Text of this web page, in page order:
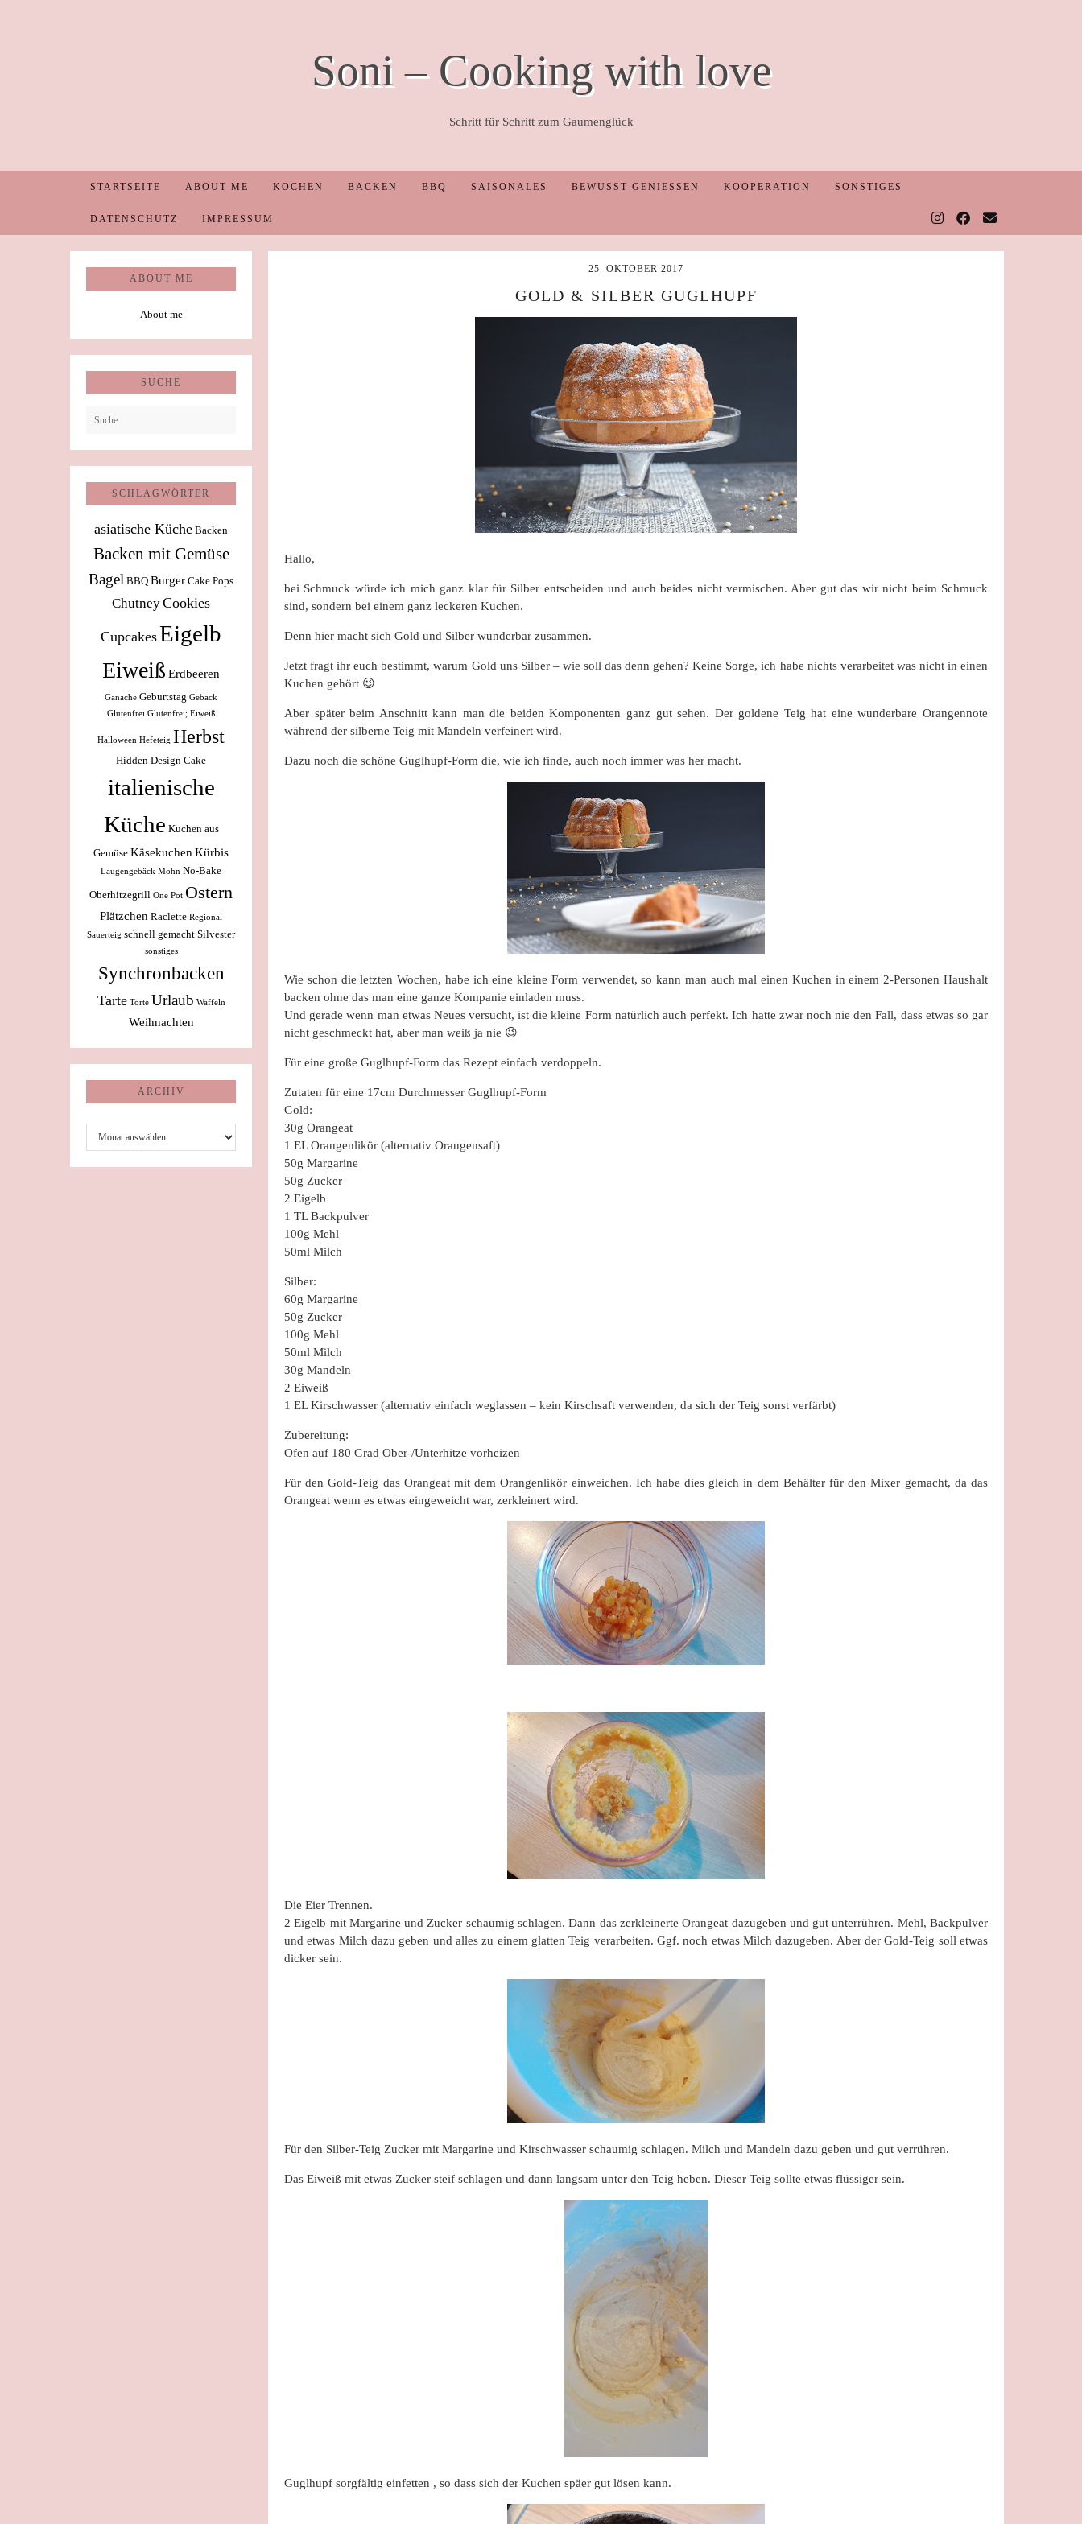
Soni – Cooking with love
Schritt für Schritt zum Gaumenglück
STARTSEITE ABOUT ME KOCHEN BACKEN BBQ SAISONALES BEWUSST GENIESSEN KOOPERATION SONSTIGES
DATENSCHUTZ IMPRESSUM
25. OKTOBER 2017
GOLD & SILBER GUGLHUPF
Hallo,
bei Schmuck würde ich mich ganz klar für Silber entscheiden und auch beides nicht vermischen. Aber gut das wir nicht beim Schmuck
sind, sondern bei einem ganz leckeren Kuchen.
Denn hier macht sich Gold und Silber wunderbar zusammen.
Jetzt fragt ihr euch bestimmt, warum Gold uns Silber – wie soll das denn gehen? Keine Sorge, ich habe nichts verarbeitet was nicht in einen
Kuchen gehört 😉
Aber später beim Anschnitt kann man die beiden Komponenten ganz gut sehen. Der goldene Teig hat eine wunderbare Orangennote
während der silberne Teig mit Mandeln verfeinert wird.
Dazu noch die schöne Guglhupf-Form die, wie ich finde, auch noch immer was her macht.
Wie schon die letzten Wochen, habe ich eine kleine Form verwendet, so kann man auch mal einen Kuchen in einem 2-Personen Haushalt
backen ohne das man eine ganze Kompanie einladen muss.
Und gerade wenn man etwas Neues versucht, ist die kleine Form natürlich auch perfekt. Ich hatte zwar noch nie den Fall, dass etwas so gar
nicht geschmeckt hat, aber man weiß ja nie 😉
Für eine große Guglhupf-Form das Rezept einfach verdoppeln.
Zutaten für eine 17cm Durchmesser Guglhupf-Form
Gold:
30g Orangeat
1 EL Orangenlikör (alternativ Orangensaft)
50g Margarine
50g Zucker
2 Eigelb
1 TL Backpulver
100g Mehl
50ml Milch
Silber:
60g Margarine
50g Zucker
100g Mehl
50ml Milch
30g Mandeln
2 Eiweiß
1 EL Kirschwasser (alternativ einfach weglassen – kein Kirschsaft verwenden, da sich der Teig sonst verfärbt)
Zubereitung:
Ofen auf 180 Grad Ober-/Unterhitze vorheizen
Für den Gold-Teig das Orangeat mit dem Orangenlikör einweichen. Ich habe dies gleich in dem Behälter für den Mixer gemacht, da das
Orangeat wenn es etwas eingeweicht war, zerkleinert wird.
Die Eier Trennen.
2 Eigelb mit Margarine und Zucker schaumig schlagen. Dann das zerkleinerte Orangeat dazugeben und gut unterrühren. Mehl, Backpulver
und etwas Milch dazu geben und alles zu einem glatten Teig verarbeiten. Ggf. noch etwas Milch dazugeben. Aber der Gold-Teig soll etwas
dicker sein.
Für den Silber-Teig Zucker mit Margarine und Kirschwasser schaumig schlagen. Milch und Mandeln dazu geben und gut verrühren.
Das Eiweiß mit etwas Zucker steif schlagen und dann langsam unter den Teig heben. Dieser Teig sollte etwas flüssiger sein.
Guglhupf sorgfältig einfetten , so dass sich der Kuchen späer gut lösen kann.
ABOUT ME
About me
SUCHE
SCHLAGWÖRTER
asiatische Küche Backen
Backen mit Gemüse
Bagel BBQ Burger Cake Pops
ChutneyCookies
CupcakesEigelb
Eiweiß Erdbeeren
Ganache Geburtstag Gebäck
Glutenfrei Glutenfrei; Eiweiß
Halloween Hefeteig Herbst
Hidden Design Cake
italienische
Küche Kuchen aus
Gemüse Käsekuchen Kürbis
Laugengebäck Mohn No-Bake
Oberhitzegrill One Pot Ostern
Plätzchen Raclette Regional
Sauerteig schnell gemacht Silvester
sonstiges
Synchronbacken
Tarte Torte Urlaub Waffeln
Weihnachten
ARCHIV
Archiv